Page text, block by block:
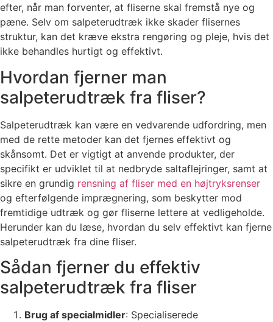
efter, når man forventer, at fliserne skal fremstå nye og
pæne. Selv om salpeterudtræk ikke skader flisernes
struktur, kan det kræve ekstra rengøring og pleje, hvis det
ikke behandles hurtigt og effektivt.
Hvordan fjerner man
salpeterudtræk fra fliser?
Salpeterudtræk kan være en vedvarende udfordring, men
med de rette metoder kan det fjernes effektivt og
skånsomt. Det er vigtigt at anvende produkter, der
specifikt er udviklet til at nedbryde saltaflejringer, samt at
sikre en grundig rensning af fliser med en højtryksrenser
og efterfølgende imprægnering, som beskytter mod
fremtidige udtræk og gør fliserne lettere at vedligeholde.
Herunder kan du læse, hvordan du selv effektivt kan fjerne
salpeterudtræk fra dine fliser.
Sådan fjerner du effektiv
salpeterudtræk fra fliser
Brug af specialmidler: Specialiserede